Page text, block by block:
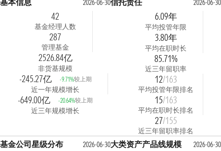
基本信息 2026-06-30
42
基金经理人数
287
管理基金
2526.84亿
非货基规模
-245.27亿 -9.71%较上期
近一年规模增长
-649.00亿 -20.64%较上期
近三年规模增长
信托责任 2026-06-30
6.09年
平均投管年限
3.80年
平均在职时长
85.71%
近三年留职率
12/163
平均投管年限排名
15/163
平均在职时长排名
27/155
近三年留职率排名
基金公司星级分布
2026-06-30大类资产产品线规模
2026-06-30